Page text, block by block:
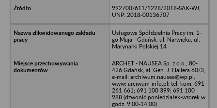
992700/611/1228/2018-SAK-WJ,
UNP: 2018-00136707
Usługowa Spółdzielnia Pracy im. 1-
go Maja - Gdańsk, ul. Narwicka, ul.
Marynarki Polskiej 14
ARCHET - NAUSEA Sp. z o.o., 80-
426 Gdańsk, al. Gen. J. Hallera 60/3,
e-mail: archiwum.nausea@wp.pl,
www: arciwum-info.pl; tel. kom. 691
261 661; 691 100 399; 691 100
988 (dzwonić poniedziałek-wtorek w
godz. 9:00-14:00)